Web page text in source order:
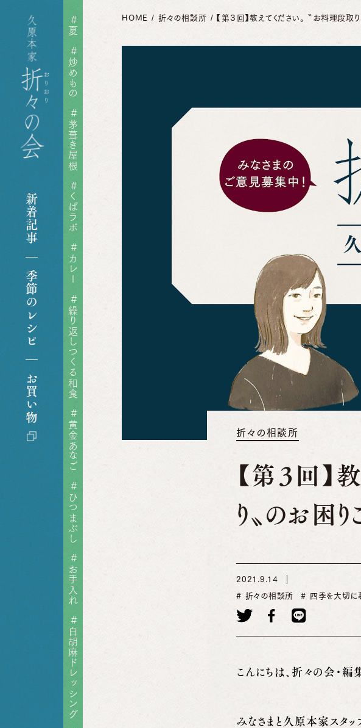
HOME 折々の相談所 【第３回】教えてください。 〝お料理段取り
折々の相談所
【第３回】
り〟のお困り
2021.9.14
折々の相談所 四季を大切に
こんにちは、折々の会・編
みなさまと久原本家スタッ
#
夏
#
炒めもの
#
茅葺き屋根
#
くばラボ
#
カレー
#
繰り返しつくる和食
#
黄金あなご
#
ひつまぶし
#
お手入れ
#
白胡麻ドレッシング
いも
新着記事
季節のレシピ
お買い物